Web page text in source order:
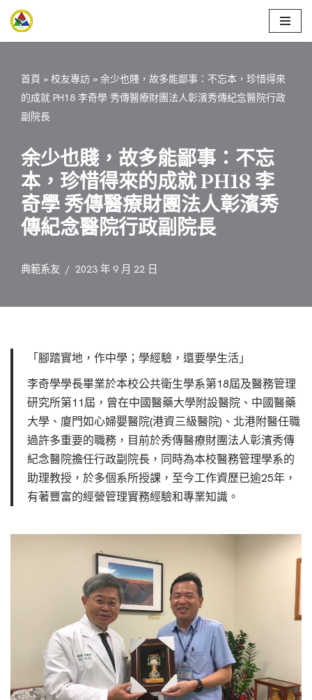
Skip
content
首頁 » 校友專訪 » 余少也賤，故多能鄙事：不忘本，珍惜得來
的成就 PH18 李奇學 秀傳醫療財團法人彰濱秀傳紀念醫院行政
副院長
余少也賤，故多能鄙事：不忘
本，珍惜得來的成就 PH18 李
奇學 秀傳醫療財團法人彰濱秀
傳紀念醫院行政副院長
典範系友 2023 年 9 月 22 日
「腳踏實地，作中學；學經驗，還要學生活」
李奇學學長畢業於本校公共衛生學系第18屆及醫務管理
研究所第11屆，曾在中國醫藥大學附設醫院、中國醫藥
大學、廈門如心婦嬰醫院(港資三級醫院)、北港附醫任職
過許多重要的職務，目前於秀傳醫療財團法人彰濱秀傳
紀念醫院擔任行政副院長，同時為本校醫務管理學系的
助理教授，於多個系所授課，至今工作資歷已逾25年，
有著豐富的經營管理實務經驗和專業知識。